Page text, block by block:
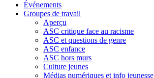
Événements
Groupes de travail
Aperçu
ASC critique face au racisme
ASC et questions de genre
ASC enfance
ASC hors murs
Culture jeunes
Médias numériques et info jeunesse